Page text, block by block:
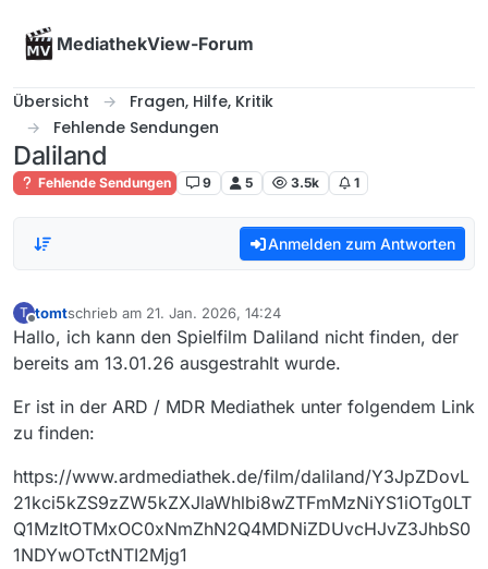
MediathekView-Forum
Übersicht
Fragen, Hilfe, Kritik
Fehlende Sendungen
Daliland
Fehlende Sendungen 9 5 3.5k 1
Anmelden zum Antworten
T
Offline
tomtschrieb am 21. Jan. 2026, 14:24
zuletzt editiert von
Hallo, ich kann den Spielfilm Daliland nicht finden, der
bereits am 13.01.26 ausgestrahlt wurde.
Er ist in der ARD / MDR Mediathek unter folgendem Link
zu finden:
https://www.ardmediathek.de/film/daliland/Y3JpZDovL
21kci5kZS9zZW5kZXJlaWhlbi8wZTFmMzNiYS1iOTg0LT
Q1MzItOTMxOC0xNmZhN2Q4MDNiZDUvcHJvZ3JhbS0
1NDYwOTctNTI2Mjg1